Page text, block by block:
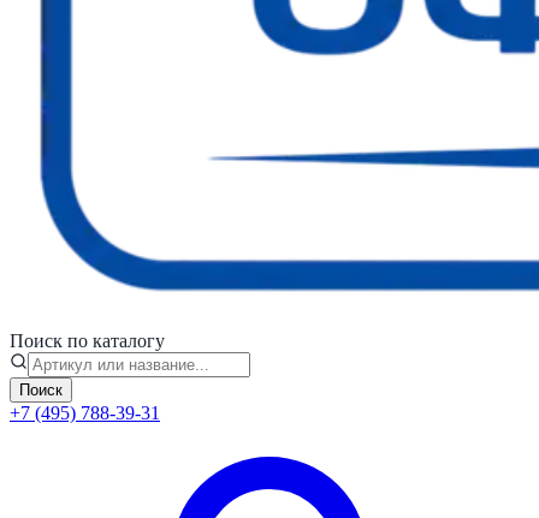
Поиск по каталогу
Поиск
+7 (495) 788-39-31